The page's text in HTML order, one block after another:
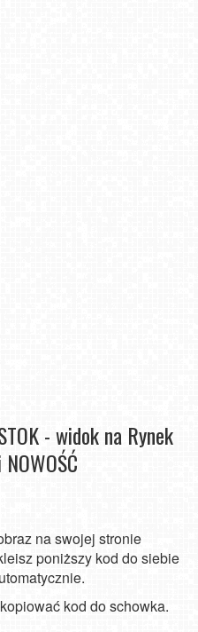
- widok na Rynek
na swojej stronie
poniższy kod do siebie
kod do schowka.